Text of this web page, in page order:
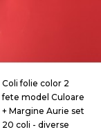
Coli folie color 2
fete model Culoare
+ Margine Aurie set
20 coli - diverse